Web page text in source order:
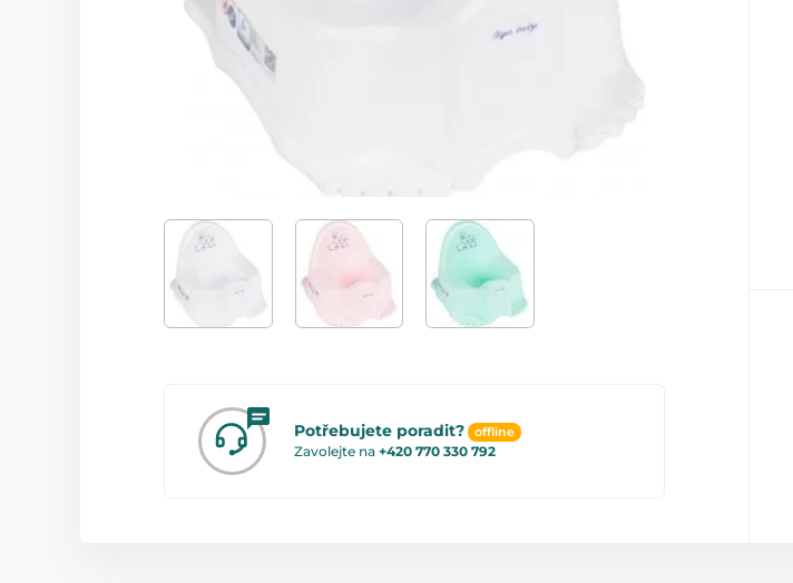
Potřebujete poradit? offline
Zavolejte na +420 770 330 792